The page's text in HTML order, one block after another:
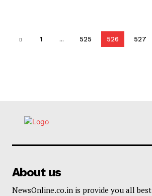
1 ... 525 526 527
About us
NewsOnline.co.in is provide you all best